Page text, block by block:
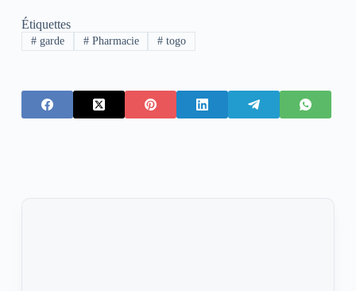
Étiquettes
#garde #Pharmacie # togo